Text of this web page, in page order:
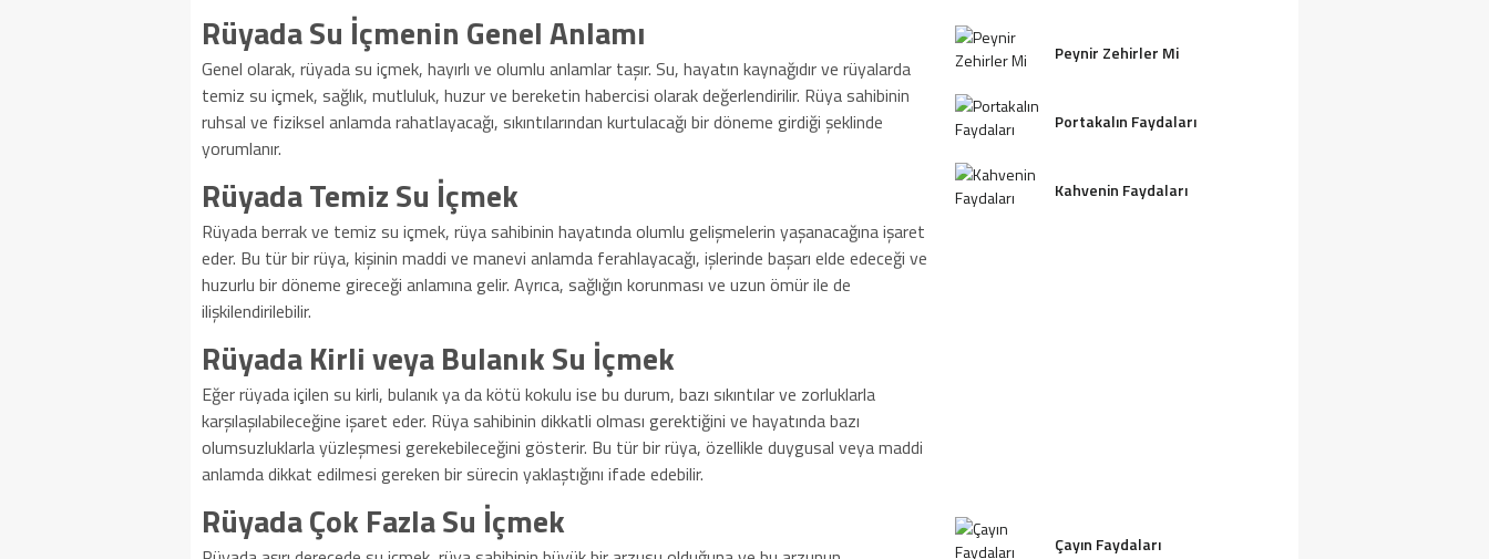
Rüyada Su İçmenin Genel Anlamı
Genel olarak, rüyada su içmek, hayırlı ve olumlu anlamlar taşır. Su, hayatın kaynağıdır ve rüyalarda
temiz su içmek, sağlık, mutluluk, huzur ve bereketin habercisi olarak değerlendirilir. Rüya sahibinin
ruhsal ve fiziksel anlamda rahatlayacağı, sıkıntılarından kurtulacağı bir döneme girdiği şeklinde
yorumlanır.
Rüyada Temiz Su İçmek
Rüyada berrak ve temiz su içmek, rüya sahibinin hayatında olumlu gelişmelerin yaşanacağına işaret
eder. Bu tür bir rüya, kişinin maddi ve manevi anlamda ferahlayacağı, işlerinde başarı elde edeceği ve
huzurlu bir döneme gireceği anlamına gelir. Ayrıca, sağlığın korunması ve uzun ömür ile de
ilişkilendirilebilir.
Rüyada Kirli veya Bulanık Su İçmek
Eğer rüyada içilen su kirli, bulanık ya da kötü kokulu ise bu durum, bazı sıkıntılar ve zorluklarla
karşılaşılabileceğine işaret eder. Rüya sahibinin dikkatli olması gerektiğini ve hayatında bazı
olumsuzluklarla yüzleşmesi gerekebileceğini gösterir. Bu tür bir rüya, özellikle duygusal veya maddi
anlamda dikkat edilmesi gereken bir sürecin yaklaştığını ifade edebilir.
Rüyada Çok Fazla Su İçmek
Peynir Zehirler Mi
Portakalın Faydaları
Kahvenin Faydaları
Çayın Faydaları